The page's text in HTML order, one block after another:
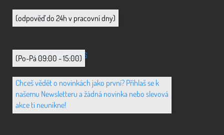
info@animerch.cz
(odpověď do 24h v pracovní dny)
+420 702 851 036
(Po-Pá 09:00 - 15:00)
Chceš vědět o novinkách jako první? Přihlaš se k
našemu Newsletteru a žádná novinka nebo slevová
akce ti neunikne!